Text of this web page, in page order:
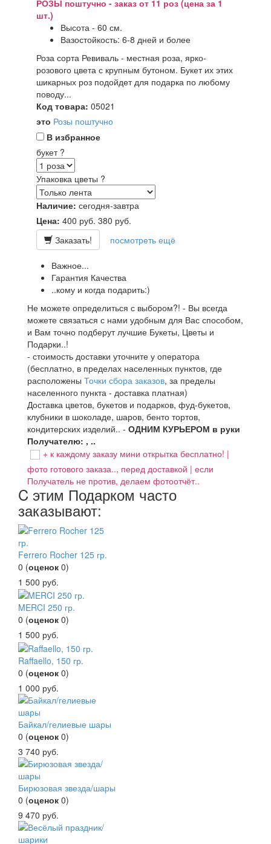
РОЗЫ поштучно - заказ от 11 роз (цена за 1
шт.)
Высота - 60 см.
Вазостойкость: 6-8 дней и более
Роза сорта Ревиваль - местная роза, ярко-
розового цвета с крупным бутоном. Букет их этих
шикарных роз подойдет для подарка по любому
поводу...
Код товара: 05021
это Розы поштучно
В избранное
букет ?
Упаковка цветы ?
Наличие: сегодня-завтра
Цена: 400 руб. 380 руб.
Заказать!
посмотреть ещё
Важное...
Гарантия Качества
..кому и когда подарить:)
Не можете определиться с выбором?! - Вы всегда
можете связаться с нами удобным для Вас способом,
и Вам точно подберут лучшие Букеты, Цветы и
Подарки..!
- стоимость доставки уточните у оператора
(бесплатно, в пределах населенных пунктов, где
расположены Точки сбора заказов, за пределы
населенного пункта - доставка платная)
Доставка цветов, букетов и подарков, фуд-букетов,
клубники в шоколаде, шаров, бенто тортов,
кондитерских изделий.. - ОДНИМ КУРЬЕРОМ в руки
Получателю: , ..
+ к каждому заказу мини открытка бесплатно! |
фото готового заказа.., перед доставкой | если
Получатель не против, делаем фотоотчёт..
C этим Подарком часто
заказывают:
Ferrero Rocher 125 гр.
0 (оценок 0)
1 500 руб.
MERCI 250 гр.
0 (оценок 0)
1 500 руб.
Raffaello, 150 гр.
0 (оценок 0)
1 000 руб.
Байкал/гелиевые шары
0 (оценок 0)
3 740 руб.
Бирюзовая звезда/шары
0 (оценок 0)
9 470 руб.